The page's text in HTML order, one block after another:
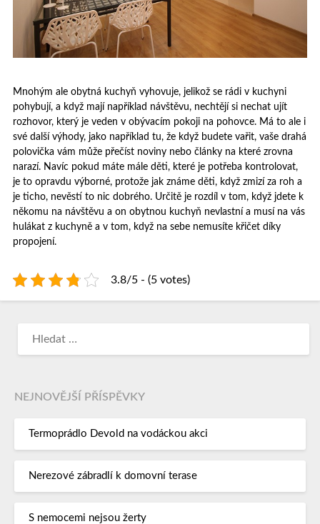
Mnohým ale obytná kuchyň vyhovuje, jelikož se rádi v kuchyni
pohybují, a když mají například návštěvu, nechtějí si nechat ujít
rozhovor, který je veden v obývacím pokoji na pohovce. Má to ale i
své další výhody, jako například tu, že když budete vařit, vaše drahá
polovička vám může přečíst noviny nebo články na které zrovna
narazí. Navíc pokud máte mále děti, které je potřeba kontrolovat,
je to opravdu výborné, protože jak známe děti, když zmizí za roh a
je ticho, nevěstí to nic dobrého. Určitě je rozdíl v tom, když jdete k
někomu na návštěvu a on obytnou kuchyň nevlastní a musí na vás
hulákat z kuchyně a v tom, když na sebe nemusíte křičet díky
propojení.
3.8/5 - (5 votes)
NEJNOVĚJŠÍ PŘÍSPĚVKY
Termoprádlo Devold na vodáckou akci
Nerezové zábradlí k domovní terase
S nemocemi nejsou žerty